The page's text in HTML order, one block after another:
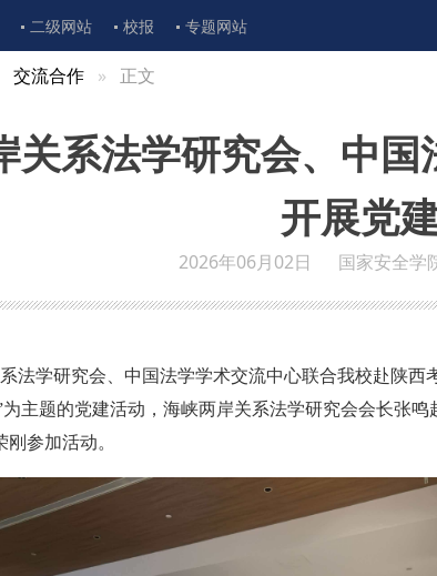
二级网站 校报 专题网站
交流合作 正文
关系法学研究会、中
开展党
2026年06月02日 国家安全学
法学研究会、中国法学学术交流中心联合我校赴陕西
主题的党建活动，海峡两岸关系法学研究会会长张鸣
参加活动。